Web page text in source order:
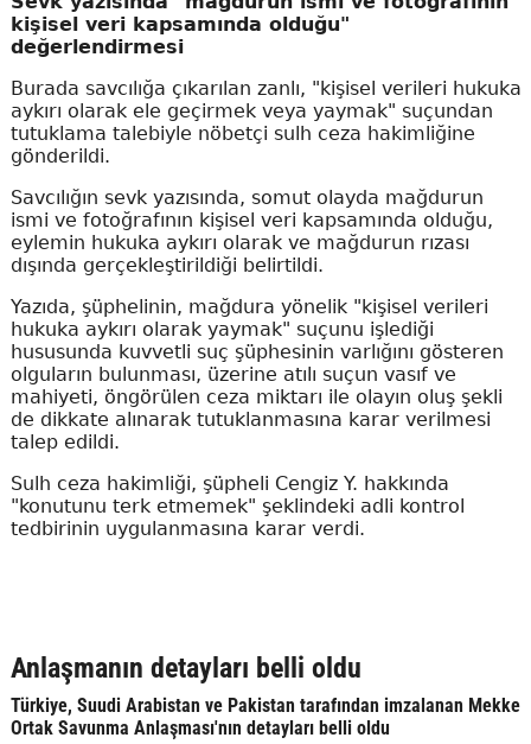
kişisel veri kapsamında olduğu"
değerlendirmesi
Burada savcılığa çıkarılan zanlı, "kişisel verileri hukuka
aykırı olarak ele geçirmek veya yaymak" suçundan
tutuklama talebiyle nöbetçi sulh ceza hakimliğine
gönderildi.
Savcılığın sevk yazısında, somut olayda mağdurun
ismi ve fotoğrafının kişisel veri kapsamında olduğu,
eylemin hukuka aykırı olarak ve mağdurun rızası
dışında gerçekleştirildiği belirtildi.
Yazıda, şüphelinin, mağdura yönelik "kişisel verileri
hukuka aykırı olarak yaymak" suçunu işlediği
hususunda kuvvetli suç şüphesinin varlığını gösteren
olguların bulunması, üzerine atılı suçun vasıf ve
mahiyeti, öngörülen ceza miktarı ile olayın oluş şekli
de dikkate alınarak tutuklanmasına karar verilmesi
talep edildi.
Sulh ceza hakimliği, şüpheli Cengiz Y. hakkında
"konutunu terk etmemek" şeklindeki adli kontrol
tedbirinin uygulanmasına karar verdi.
Anlaşmanın detayları belli oldu
Türkiye, Suudi Arabistan ve Pakistan tarafından imzalanan Mekke
Ortak Savunma Anlaşması'nın detayları belli oldu